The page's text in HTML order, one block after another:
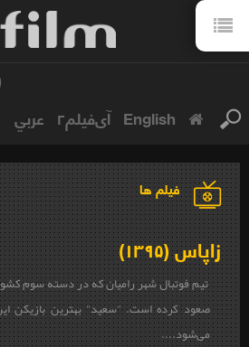
English آی‌فیلم۲ عربي
فیلم ها
زاپاس (۱۳۹۵)
تیم فوتبال شهر رامیان که در دسته سوم
صعود کرده است. "سعید" بهترین بازیکن
می‌شود....